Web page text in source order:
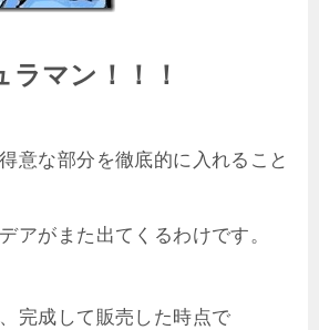
ラマン！！！
意な部分を徹底的に入れること
アがまた出てくるわけです。
完成して販売した時点で